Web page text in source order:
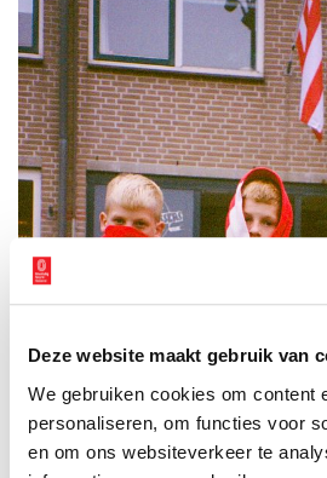
Deze website maakt gebruik van
We gebruiken cookies om content
personaliseren, om functies voor
en om ons websiteverkeer te